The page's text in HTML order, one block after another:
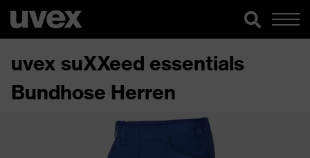
uvex suXXeed essentials
Bundhose Herren